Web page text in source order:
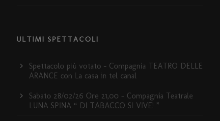
ULTIMI SPETTACOLI
Spettacolo più votato – Compagnia TEATRO DELLE
ARANCE con La casa in tel canal
Sabato 28/02/26 Ore 21,00 – Compagnia Teatrale
LUNA SPINA “ DI TABACCO SI VIVE! ”